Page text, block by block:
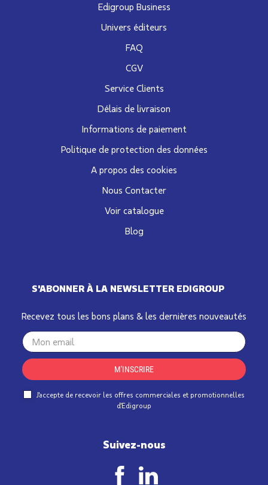
S'ABONNER À LA NEWSLETTER EDIGROUP
Recevez tous les bons plans & les dernières nouveautés
Your
email
M'INSCRIRE
J'accepte de recevoir les offres commerciales et promotionnelles
d'Edigroup
Edigroup Business
Univers éditeurs
FAQ
CGV
Service Clients
Délais de livraison
Informations de paiement
Politique de protection des données
A propos des cookies
Nous Contacter
Voir catalogue
Blog
Suivez-nous